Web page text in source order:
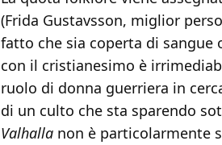
(Frida Gustavsson, miglior
fatto che sia coperta di sangue
con il cristianesimo è
ruolo di donna guerriera in
di un culto che sta sparendo
Valhalla non è particolarmente